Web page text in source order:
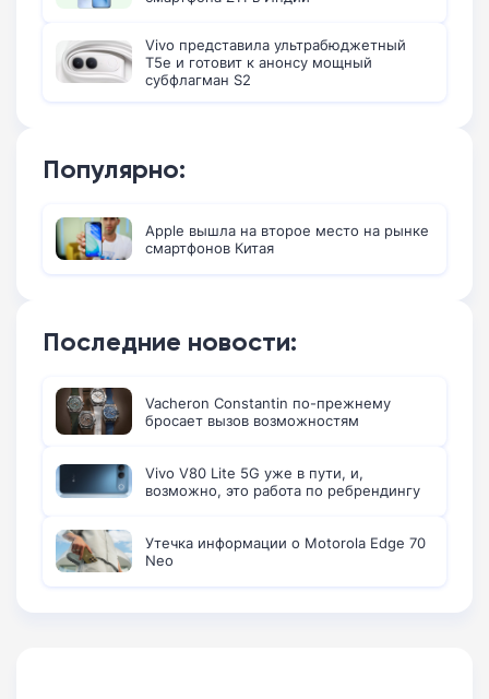
Vivo представила ультрабюджетный
T5e и готовит к анонсу мощный
субфлагман S2
Популярно:
Apple вышла на второе место на рынке
смартфонов Китая
Последние новости:
Vacheron Constantin по-прежнему
бросает вызов возможностям
Vivo V80 Lite 5G уже в пути, и,
возможно, это работа по ребрендингу
Утечка информации о Motorola Edge 70
Neo